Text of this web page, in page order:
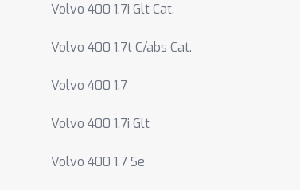
Volvo 400 1.7i Glt Cat.
Volvo 400 1.7t C/abs Cat.
Volvo 400 1.7
Volvo 400 1.7i Glt
Volvo 400 1.7 Se